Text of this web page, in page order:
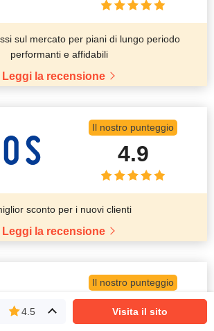
sul mercato per piani di lungo periodo
performanti e affidabili
Leggi la recensione
Il nostro punteggio
4.9
sconto per i nuovi clienti
Leggi la recensione
Il nostro punteggio
4.8
4.5 Visita il sito